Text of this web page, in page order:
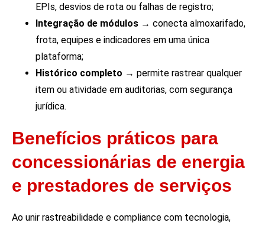
EPIs, desvios de rota ou falhas de registro;
Integração de módulos → conecta almoxarifado,
frota, equipes e indicadores em uma única
plataforma;
Histórico completo → permite rastrear qualquer
item ou atividade em auditorias, com segurança
jurídica.
Benefícios práticos para
concessionárias de energia
e prestadores de serviços
Ao unir rastreabilidade e compliance com tecnologia,